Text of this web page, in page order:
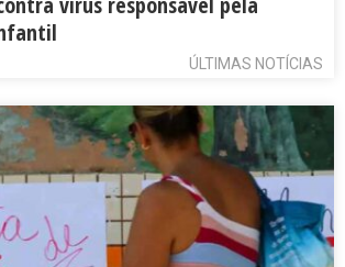
ÚLTIMAS NOTÍCIAS